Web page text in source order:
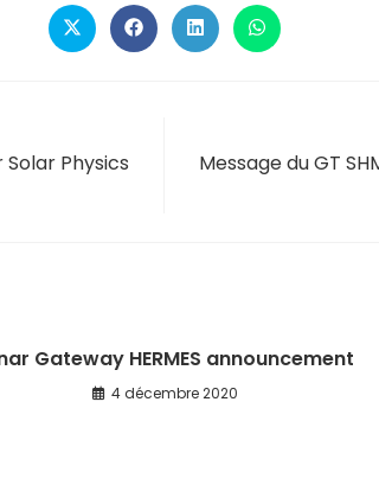
Physics
Message du GT
Gateway HERMES announcement
4 décembre 2020